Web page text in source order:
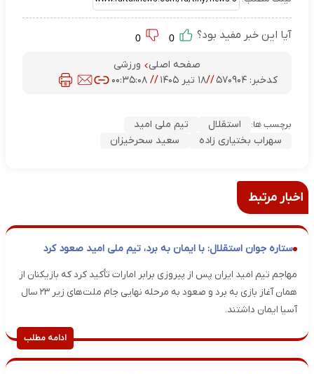
آیا این خبر مفید بود؟
صفحه اصلی
ورزشی
کدخبر:۵۷۰۹۰۴ //۱۸ تیر ۱۴۰۵ //۰۰:۳۵:۰۸
برچسب ها: استقلال
تیم ملی امید
سهراب بختیاری زاده
سعید سحر‌خیزان
اخبار مرتبط
ستاره جوان استقلال: با ایمان به برد، تیم ملی امید صعود کرد
مهاجم تیم امید ایران پس از پیروزی برابر امارات تأکید کرد که بازیکنان از
همان آغاز بازی به برد و صعود به مرحله نهایی جام ملت‌های زیر ۲۳ سال
آسیا ایمان داشتند.
ادامه مطلب